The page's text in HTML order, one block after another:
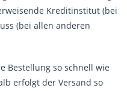
Kreditinstitut (bei
(bei allen anderen
Bestellung so schnell wie
erfolgt der Versand so